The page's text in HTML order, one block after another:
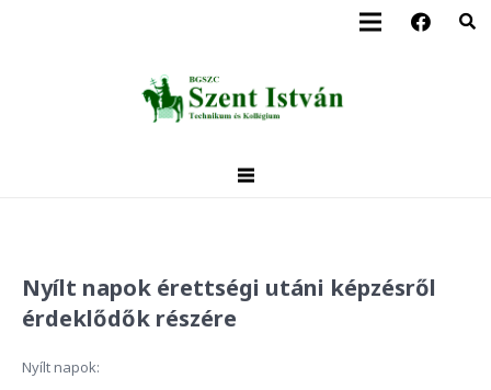
Nyílt napok érettségi utáni képzésről
érdeklődők részére
Nyílt napok: